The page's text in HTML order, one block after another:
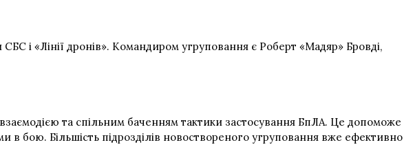
і «Лінії дронів». Командиром угруповання є Роберт «Мадяр» Бровді,
та спільним баченням тактики застосування БпЛА. Це допоможе
в бою. Більшість підрозділів новоствореного угруповання вже ефективно